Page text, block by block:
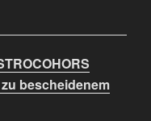
bescheidenem